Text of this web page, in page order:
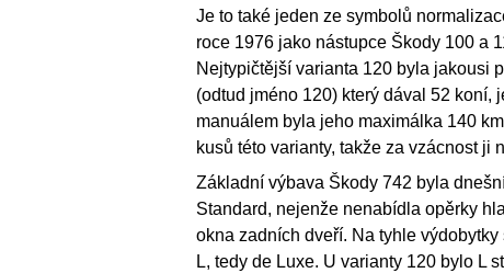
Je to také jeden ze symbolů
roce 1976 jako nástupce Škody 100 a
Nejtypičtější varianta 120 byla jakousi
(odtud jméno 120) který dával 52 koní,
manuálem byla jeho maximálka 140
kusů této varianty, takže za vzácnost ji
Základní výbava Škody 742 byla
Standard, nejenže nenabídla opěrky
okna zadních dveří. Na tyhle
L, tedy de Luxe. U varianty 120 bylo L